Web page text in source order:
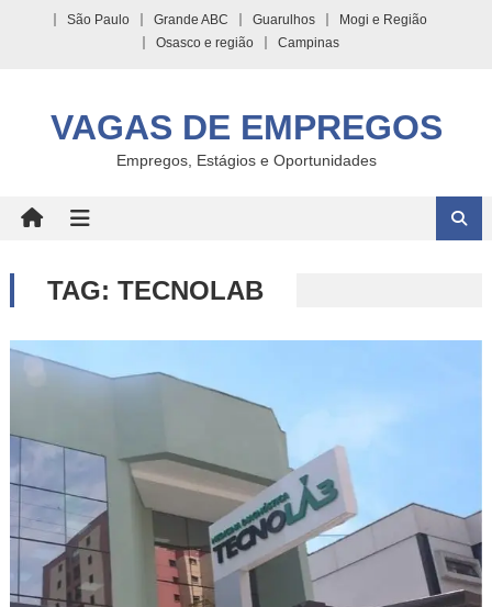
São Paulo Grande ABC Guarulhos
Mogi e Região
Osasco e região
Campinas
VAGAS DE EMPREGOS
Empregos, Estágios e Oportunidades
TAG: TECNOLAB